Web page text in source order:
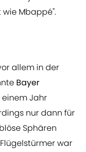
Mbappé".
allem in der
Bayer
Jahr
nur dann für
Sphären
war